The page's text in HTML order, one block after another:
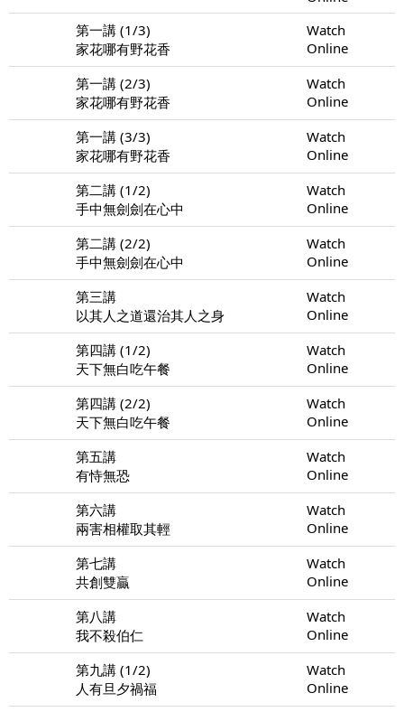
第一講 (1/3)
家花哪有野花香
Watch
Online
第一講 (2/3)
家花哪有野花香
Watch
Online
第一講 (3/3)
家花哪有野花香
Watch
Online
第二講 (1/2)
手中無劍劍在心中
Watch
Online
第二講 (2/2)
手中無劍劍在心中
Watch
Online
第三講
以其人之道還治其人之身
Watch
Online
第四講 (1/2)
天下無白吃午餐
Watch
Online
第四講 (2/2)
天下無白吃午餐
Watch
Online
第五講
有恃無恐
Watch
Online
第六講
兩害相權取其輕
Watch
Online
第七講
共創雙贏
Watch
Online
第八講
我不殺伯仁
Watch
Online
第九講 (1/2)
人有旦夕禍福
Watch
Online